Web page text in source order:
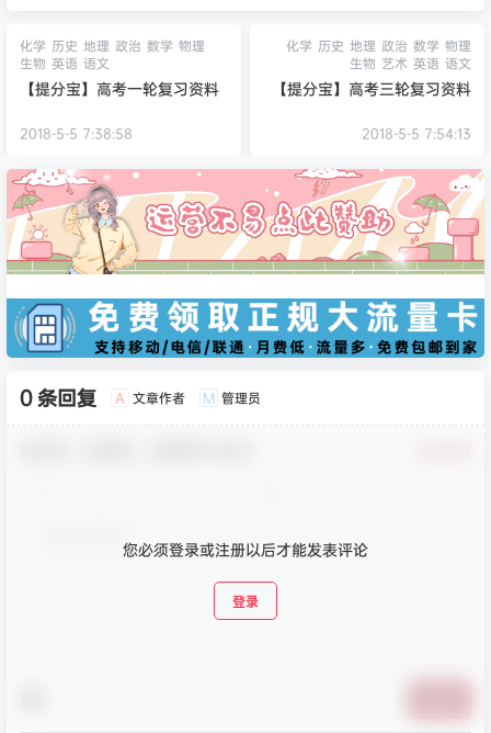
化学 历史 地理 政治 数学 物理
生物 英语 语文
【提分宝】高考一轮复习资料
2018-5-5 7:38:58
化学 历史 地理 政治 数学 物理
生物 艺术 英语 语文
【提分宝】高考三轮复习资料
2018-5-5 7:54:13
0 条回复 A 文章作者 M 管理员
您必须登录或注册以后才能发表评论
登录